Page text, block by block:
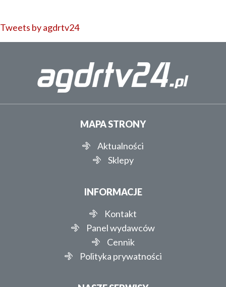
Tweets by agdrtv24
MAPA STRONY
Aktualności
Sklepy
INFORMACJE
Kontakt
Panel wydawców
Cennik
Polityka prywatności